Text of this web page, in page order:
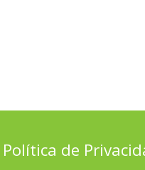
Política de